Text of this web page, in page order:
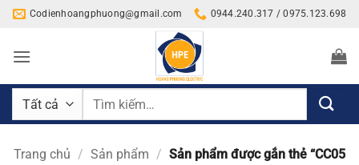
Bỏ
nội
Codienhoangphuong@gmail.com 0944.240.317 / 0975.123.698
Tìm
Trang chủ / Sản phẩm / Sản phẩm được gắn thẻ “CC05